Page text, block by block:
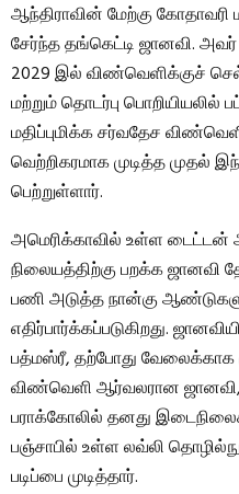
ஆந்திராவின் மேற்கு
சேர்ந்த தங்கெட்டி ஜானவி.
2029 இல் விண்வெளிக்குச்
மற்றும் தொடர்பு பொறியியலில்
மதிப்புமிக்க சர்வதேச
வெற்றிகரமாக முடித்த முதல்
பெற்றுள்ளார்.
அமெரிக்காவில் உள்ள டைட்டன்
நிலையத்திற்கு பறக்க ஜானவி
பணி அடுத்த நான்கு
எதிர்பார்க்கப்படுகிறது.
பத்மஸ்ரீ, தற்போது வேலைக்காக
விண்வெளி ஆர்வலரான
பராக்கோலில் தனது
பஞ்சாபில் உள்ள லவ்லி
படிப்பை முடித்தார்.